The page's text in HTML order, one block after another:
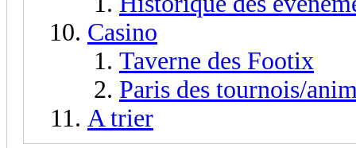
Casino
Taverne des Footix
Paris des tournois/
A trier